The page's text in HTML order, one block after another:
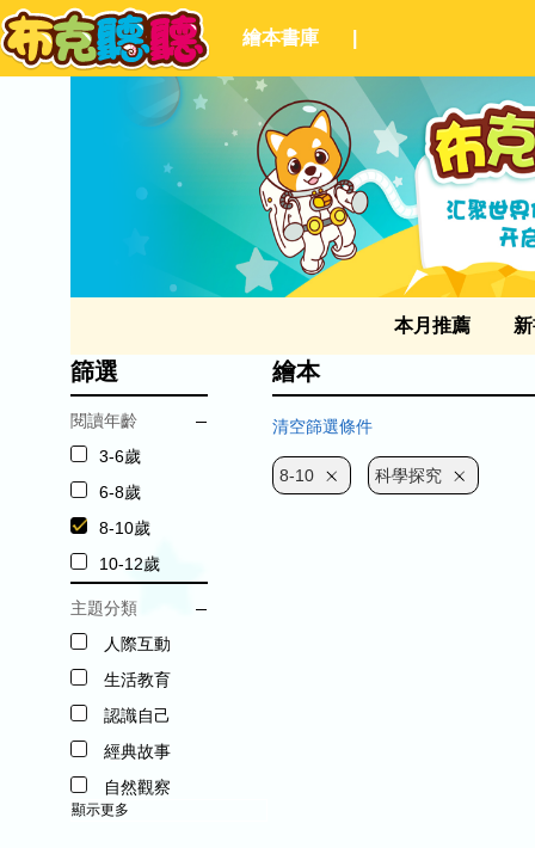
繪本書庫
本月推薦
篩選
閱讀年齡
3-6歲
6-8歲
8-10歲
10-12歲
主題分類
人際互動
生活教育
認識自己
經典故事
自然觀察
顯示更多
繪本
清空篩選條件
8-10 科學探究